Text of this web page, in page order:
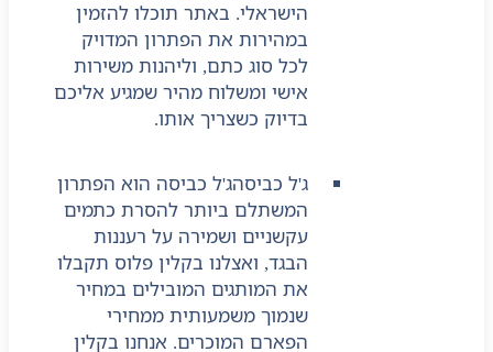
הישראלי. באתר תוכלו להזמין
במהירות את הפתרון המדויק
לכל סוג כתם, וליהנות משירות
אישי ומשלוח מהיר שמגיע אליכם
בדיוק כשצריך אותו.
ג'ל כביסהג'ל כביסה הוא הפתרון
המשתלם ביותר להסרת כתמים
עקשניים ושמירה על רעננות
הבגד, ואצלנו בקלין פלוס תקבלו
את המותגים המובילים במחיר
שנמוך משמעותית ממחירי
הפארם המוכרים. אנחנו בקלין